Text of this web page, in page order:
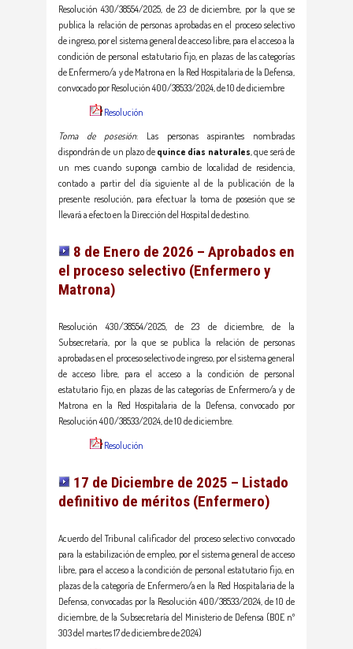
Resolución 430/38554/2025, de 23 de diciembre, por la que se
publica la relación de personas aprobadas en el proceso selectivo
de ingreso, por el sistema general de acceso libre, para el acceso a la
condición de personal estatutario fijo, en plazas de las categorías
de Enfermero/a y de Matrona en la Red Hospitalaria de la Defensa,
convocado por Resolución 400/38533/2024, de 10 de diciembre
Resolución
Toma de posesión: Las personas aspirantes nombradas
dispondrán de un plazo de quince días naturales, que será de
un mes cuando suponga cambio de localidad de residencia,
contado a partir del día siguiente al de la publicación de la
presente resolución, para efectuar la toma de posesión que se
llevará a efecto en la Dirección del Hospital de destino.
8 de Enero de 2026 – Aprobados en
el proceso selectivo (Enfermero y
Matrona)
Resolución 430/38554/2025, de 23 de diciembre, de la
Subsecretaría, por la que se publica la relación de personas
aprobadas en el proceso selectivo de ingreso, por el sistema general
de acceso libre, para el acceso a la condición de personal
estatutario fijo, en plazas de las categorías de Enfermero/a y de
Matrona en la Red Hospitalaria de la Defensa, convocado por
Resolución 400/38533/2024, de 10 de diciembre.
Resolución
17 de Diciembre de 2025 – Listado
definitivo de méritos (Enfermero)
Acuerdo del Tribunal calificador del proceso selectivo convocado
para la estabilización de empleo, por el sistema general de acceso
libre, para el acceso a la condición de personal estatutario fijo, en
plazas de la categoría de Enfermero/a en la Red Hospitalaria de la
Defensa, convocadas por la Resolución 400/38533/2024, de 10 de
diciembre, de la Subsecretaría del Ministerio de Defensa (BOE nº
303 del martes 17 de diciembre de 2024)